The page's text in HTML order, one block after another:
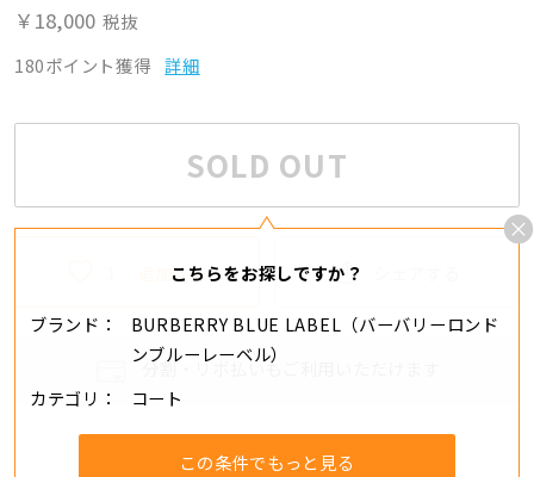
￥18,000 税抜
180ポイント獲得 詳細
SOLD OUT
こちらをお探しですか？
ブランド
BURBERRY BLUE LABEL（バーバリーロンド
ンブルーレーベル）
カテゴリ
コート
この条件でもっと見る
追加する
分割・リボ払いもご利用いただけます